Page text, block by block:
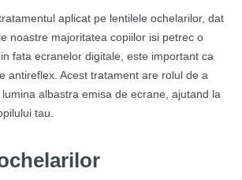
aplicat pe lentilele ochelarilor, dat
noastre majoritatea copiilor isi petrec o
fata ecranelor digitale, este important ca
antireflex. Acest tratament are rolul de a
albastra emisa de ecrane, ajutand la
tau.